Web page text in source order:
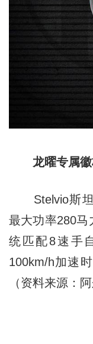
龙曜专属徽
Stelvio斯坦
最大功率280马
统匹配8速手
100km/h加速
（资料来源：